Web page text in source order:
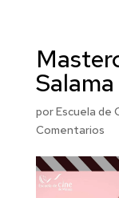
Salama
porEscuela de
Comentarios